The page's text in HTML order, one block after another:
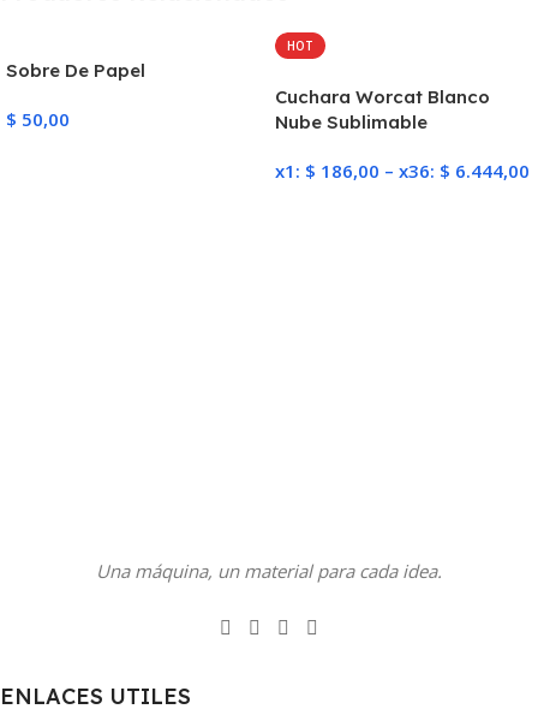
Sobre De Papel
$ 50,00
HOT
Cuchara Worcat Blanco
Nube Sublimable
x1: $ 186,00 – x36: $ 6.444,00
Una máquina, un material para cada idea.
ENLACES UTILES